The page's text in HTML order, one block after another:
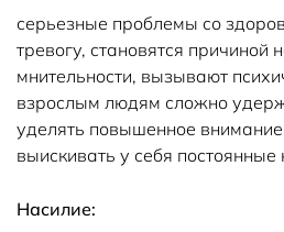
серьезные проблемы со
тревогу, становятся причиной
мнительности, вызывают
взрослым людям сложно
уделять повышенное
выискивать у себя постоянные
Насилие: